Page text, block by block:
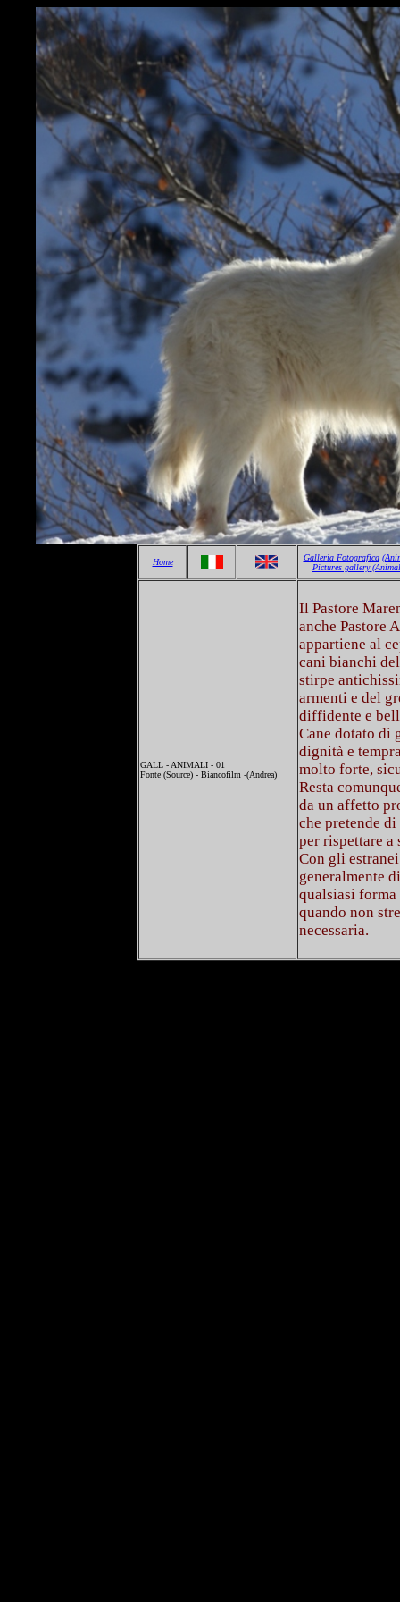
Home Galleria Fotografica
Pictures gallery
GALL - ANIMALI - 01
Fonte (Source) - Biancofilm -(Andrea)
Il Pastore
anche Pastore
appartiene al
cani bianchi
stirpe
armenti e del
diffidente e
Cane dotato di
dignità e
molto forte,
Resta
da un affetto
che pretende
per rispettare a
Con gli
generalmente
qualsiasi
quando non
necessaria.